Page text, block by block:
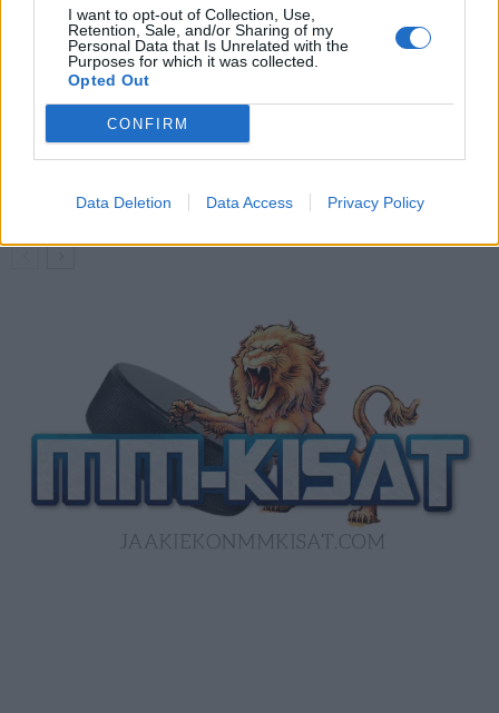
I want to opt-out of Collection, Use,
Retention, Sale, and/or Sharing of my
Personal Data that Is Unrelated with the
Purposes for which it was collected.
Opted Out
CONFIRM
Data Deletion Data Access Privacy Policy
Venäläisveskari sekosi Suomen 2.
divisioonassa – sai samasta tilanteesta
50 jäähyminuuttia
Kanada – USA klo 15:10 – näin katsot